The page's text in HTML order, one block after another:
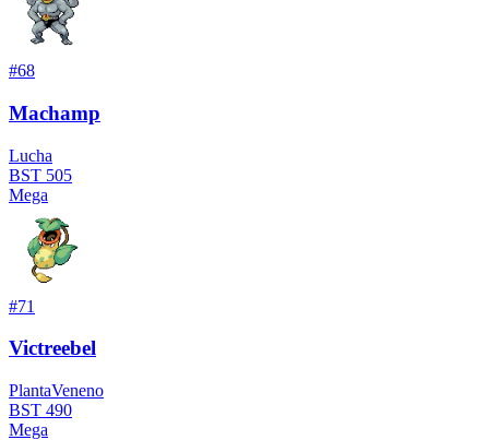
#68
Machamp
Lucha
BST 505
Mega
#71
Victreebel
PlantaVeneno
BST 490
Mega